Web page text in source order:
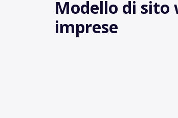
Modello di sito
imprese